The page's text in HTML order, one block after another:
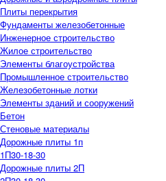
Плиты перекрытия
Фундаменты железобетонные
Инженерное строительство
Жилое строительство
Элементы благоустройства
Промышленное строительство
Железобетонные лотки
Элементы зданий и сооружений
Бетон
Стеновые материалы
Дорожные плиты 1п
1П30-18-30
Дорожные плиты 2П